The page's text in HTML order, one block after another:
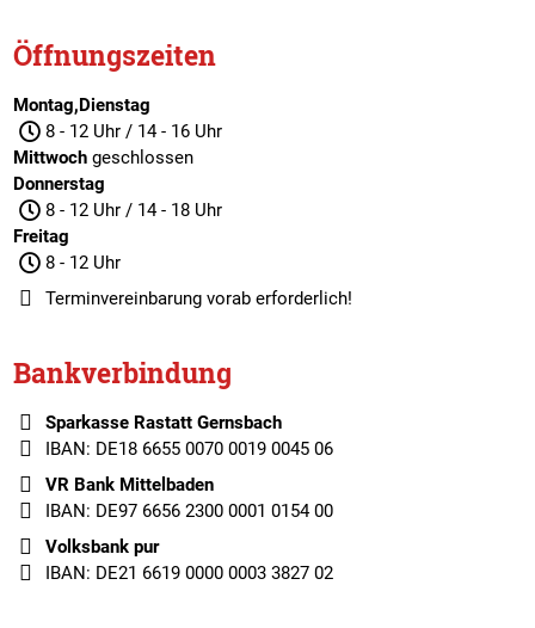
Öffnungszeiten
Montag,Dienstag
8 - 12 Uhr / 14 - 16 Uhr
Mittwochgeschlossen
Donnerstag
8 - 12 Uhr / 14 - 18 Uhr
Freitag
8 - 12 Uhr
Terminvereinbarungvorab erforderlich!
Bankverbindung
Sparkasse Rastatt Gernsbach
IBAN: DE18 6655 0070 0019 0045 06
VR Bank Mittelbaden
IBAN: DE97 6656 2300 0001 0154 00
Volksbank pur
IBAN: DE21 6619 0000 0003 3827 02